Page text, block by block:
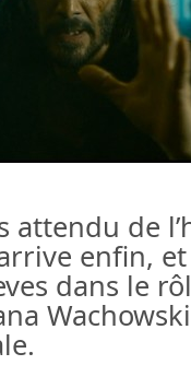
attendu de
enfin,
dans le